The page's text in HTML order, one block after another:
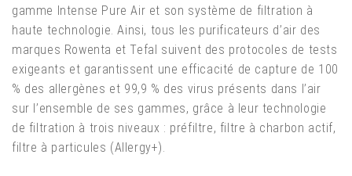
gamme Intense Pure Air et son système de filtration à
haute technologie. Ainsi, tous les purificateurs d’air des
marques Rowenta et Tefal suivent des protocoles de tests
exigeants et garantissent une efficacité de capture de 100
% des allergènes et 99,9 % des virus présents dans l’air
sur l’ensemble de ses gammes, grâce à leur technologie
de filtration à trois niveaux : préfiltre, filtre à charbon actif,
filtre à particules (Allergy+). ​